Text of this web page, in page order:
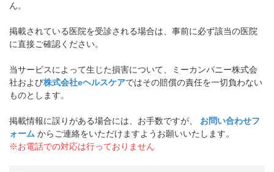
ん。
掲載されている医院を受診される場合は、事前に必ず該当の医院
に直接ご確認ください。
当サービスによって生じた損害について、ミーカンパニー株式会
社および株式会社eヘルスケアではその賠償の責任を一切負わない
ものとします。
掲載情報に誤りがある場合には、お手数ですが、
お問い合わせフ
ォーム からご連絡をいただけますようお願いいたします。
※お電話での対応は行っておりません